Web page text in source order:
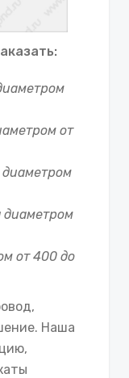
от
диаметром
диаметром
от 400 до
Наша